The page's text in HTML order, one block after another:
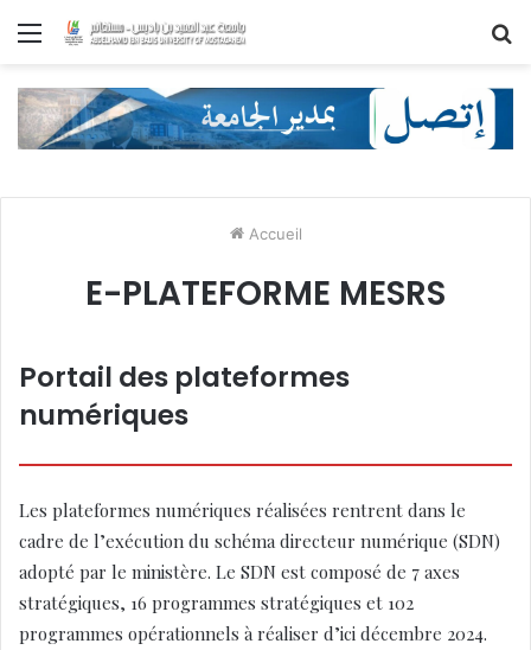
Menu
Accueil
E-PLATEFORME MESRS
Portail des plateformes
numériques
Les plateformes numériques réalisées rentrent dans le
cadre de l’exécution du schéma directeur numérique (SDN)
adopté par le ministère. Le SDN est composé de 7 axes
stratégiques, 16 programmes stratégiques et 102
programmes opérationnels à réaliser d’ici décembre 2024.